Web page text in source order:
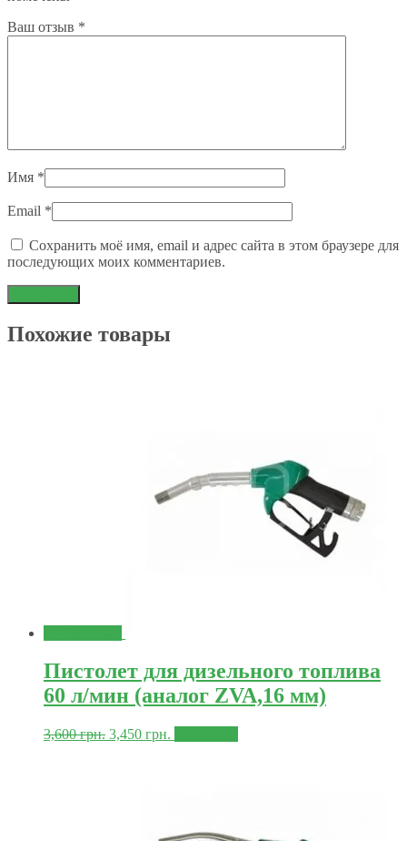
Ваш отзыв *
Имя *
Email *
Сохранить моё имя, email и адрес сайта в этом браузере для
последующих моих комментариев.
Похожие товары
Пистолет для дизельного топлива
60 л/мин (аналог ZVA,16 мм)
3,600грн. 3,450 грн.